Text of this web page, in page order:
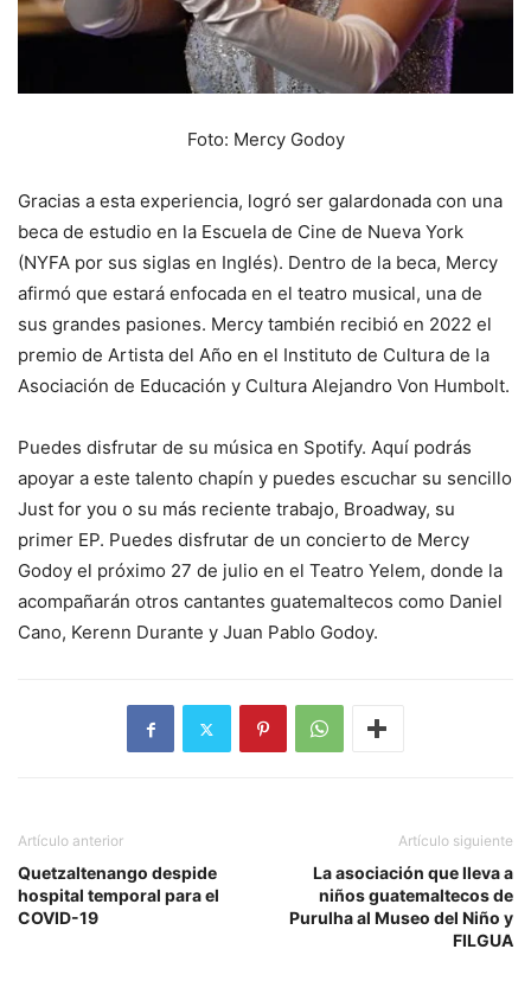
Foto: Mercy Godoy
Gracias a esta experiencia, logró ser galardonada con una
beca de estudio en la Escuela de Cine de Nueva York
(NYFA por sus siglas en Inglés). Dentro de la beca, Mercy
afirmó que estará enfocada en el teatro musical, una de
sus grandes pasiones. Mercy también recibió en 2022 el
premio de Artista del Año en el Instituto de Cultura de la
Asociación de Educación y Cultura Alejandro Von Humbolt.
Puedes disfrutar de su música en Spotify. Aquí podrás
apoyar a este talento chapín y puedes escuchar su sencillo
Just for you o su más reciente trabajo, Broadway, su
primer EP. Puedes disfrutar de un concierto de Mercy
Godoy el próximo 27 de julio en el Teatro Yelem, donde la
acompañarán otros cantantes guatemaltecos como Daniel
Cano, Kerenn Durante y Juan Pablo Godoy.
Artículo anterior
Quetzaltenango despide
hospital temporal para el
COVID-19
Artículo siguiente
La asociación que lleva a
niños guatemaltecos de
Purulha al Museo del Niño y
FILGUA